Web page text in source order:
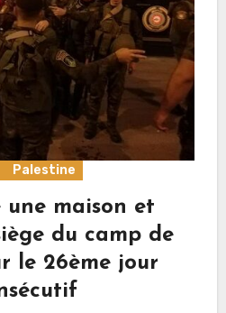
Palestine
une maison et
du camp de
le 26ème jour